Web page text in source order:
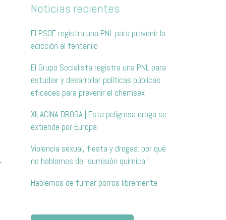
Noticias recientes
El PSOE registra una PNL para prevenir la
adicción al fentanilo
El Grupo Socialista registra una PNL para
estudiar y desarrollar políticas públicas
eficaces para prevenir el chemsex
XILACINA DROGA | Esta peligrosa droga se
extiende por Europa
Violencia sexual, fiesta y drogas: por qué
no hablamos de “sumisión química”
Hablemos de fumar porros libremente